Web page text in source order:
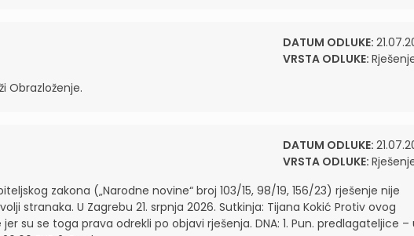
DATUM ODLUKE:
VRSTA ODLUKE:
Obrazloženje.
DATUM ODLUKE:
VRSTA ODLUKE:
zakona („Narodne novine“ broj 103/15, 98/19, 156/23) rješenje nije
stranaka. U Zagrebu 21. srpnja 2026. Sutkinja: Tijana Kokić Protiv ovog
su se toga prava odrekli po objavi rješenja. DNA: 1. Pun. predlagateljice –